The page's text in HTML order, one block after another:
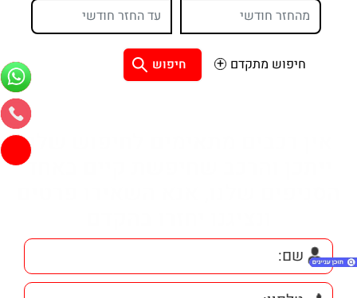
חיפוש מתקדם חיפוש
אין רכבים מתאימים לחיפוש שלך
ייתכן והרכב שחיפשת קיים באחד